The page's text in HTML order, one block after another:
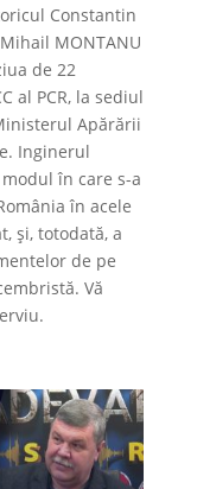
Constantin
MONTANU
de 22
al PCR, la sediul
Apărării
Inginerul
în care s-a
în acele
și, totodată, a
de pe
Vă